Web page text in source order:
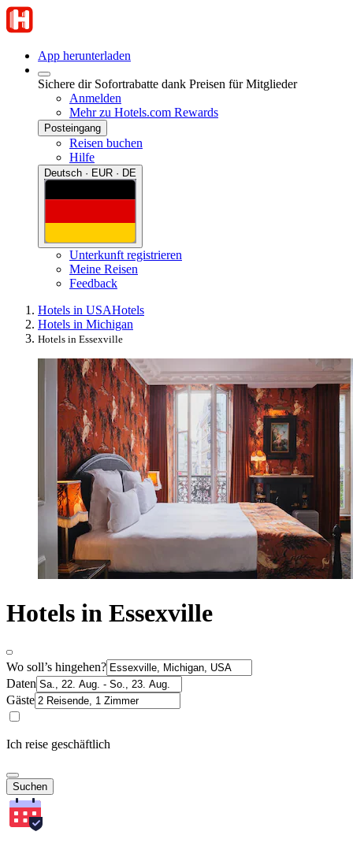
App herunterladen
Sichere dir Sofortrabatte dank Preisen für Mitglieder
Anmelden
Mehr zu Hotels.com Rewards
Posteingang
Reisen buchen
Hilfe
Deutsch · EUR · DE
Unterkunft registrieren
Meine Reisen
Feedback
Hotels in USAHotels
Hotels in Michigan
Hotels in Essexville
Hotels in Essexville
Wo soll’s hingehen?
Daten
Gäste
Ich reise geschäftlich
Suchen